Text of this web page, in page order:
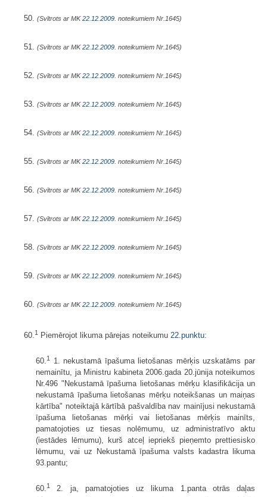
50. (Svītrots ar MK22.12.2009. noteikumiem Nr.1645)
51. (Svītrots ar MK22.12.2009. noteikumiem Nr.1645)
52. (Svītrots ar MK22.12.2009. noteikumiem Nr.1645)
53. (Svītrots ar MK22.12.2009. noteikumiem Nr.1645)
54. (Svītrots ar MK22.12.2009. noteikumiem Nr.1645)
55. (Svītrots ar MK22.12.2009. noteikumiem Nr.1645)
56. (Svītrots ar MK22.12.2009. noteikumiem Nr.1645)
57. (Svītrots ar MK22.12.2009. noteikumiem Nr.1645)
58. (Svītrots ar MK22.12.2009. noteikumiem Nr.1645)
59. (Svītrots ar MK22.12.2009. noteikumiem Nr.1645)
60. (Svītrots ar MK22.12.2009. noteikumiem Nr.1645)
60.1 Piemērojot likuma pārejas noteikumu 22.punktu:
60.1
1. nekustamā īpašuma lietošanas mērķis uzskatāms par
nemainītu, ja Ministru kabineta 2006.gada 20.jūnija noteikumos
Nr.496 "Nekustamā īpašuma lietošanas mērķu klasifikācija un
nekustamā īpašuma lietošanas mērķu noteikšanas un maiņas
kārtība" noteiktajā kārtībā pašvaldība nav mainījusi nekustamā
īpašuma lietošanas mērķi vai lietošanas mērķis mainīts,
pamatojoties uz tiesas nolēmumu, uz administratīvo aktu
(iestādes lēmumu), kurš atceļ iepriekš pieņemto prettiesisko
lēmumu, vai uz Nekustamā īpašuma valsts kadastra likuma
93.pantu;
60.1
2. ja, pamatojoties uz likuma 1.panta otrās daļas